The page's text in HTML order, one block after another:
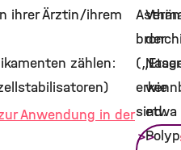
ihrer Ärztin/ihrem
zählen:
Anwendung in dersind.
>>
der
wie
etwa